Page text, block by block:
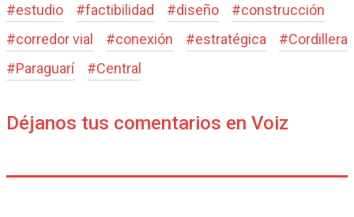
#estudio #factibilidad #diseño #construcción
#corredor vial #conexión #estratégica #Cordillera
#Paraguarí #Central
Déjanos tus comentarios en Voiz